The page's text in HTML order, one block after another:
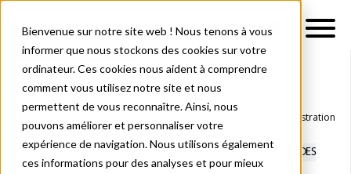
Bienvenue sur notre site web ! Nous tenons à vous
informer que nous stockons des cookies sur votre
ordinateur. Ces cookies nous aident à comprendre
comment vous utilisez notre site et nous
permettent de vous reconnaître. Ainsi, nous
pouvons améliorer et personnaliser votre
expérience de navigation. Nous utilisons également
ces informations pour des analyses et pour mieux
À propos de nous Actualités
Comment classroom.cloud simplifie-t-il l'enseignement et l'administration
informatique dans les écoles d'aujourd'hui
GESTION À DISTANCE OUTILS NUMÉRIQUES
GESTION DES
APPAREILS